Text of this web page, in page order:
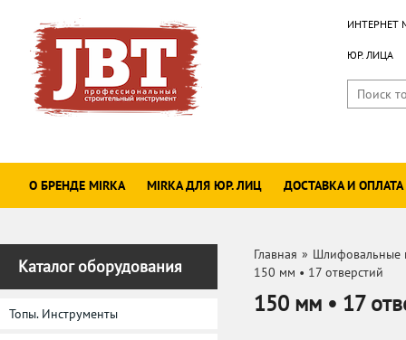
ИНТЕРНЕТ
ЮР. ЛИЦА
О БРЕНДЕ MIRKA MIRKA ДЛЯ ЮР. ЛИЦ ДОСТАВКА И ОПЛАТА
Каталог оборудования
Топы. Инструменты
Главная » Шлифовальные
150 мм • 17 отверстий
150 мм • 17